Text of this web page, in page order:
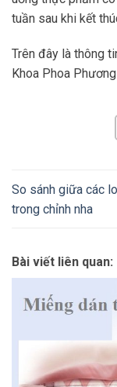
tuần sau khi kết
Trên đây là thông
Khoa Phoa
So sánh giữa các
trong chỉnh nha
Bài viết liên quan: